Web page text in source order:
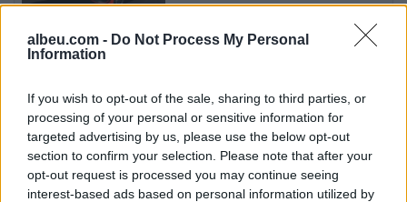
albeu.com - Do Not Process My Personal
Information
If you wish to opt-out of the sale, sharing to third parties, or
processing of your personal or sensitive information for
targeted advertising by us, please use the below opt-out
section to confirm your selection. Please note that after your
opt-out request is processed you may continue seeing
interest-based ads based on personal information utilized by
në motin hapësinor dhe Tokë